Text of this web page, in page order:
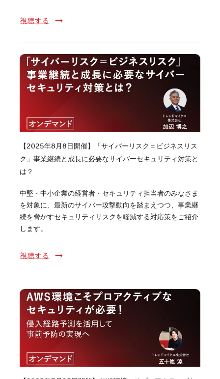
視聴する
【2025年8月8日開催】「サイバーリスク＝ビジネスリス
ク」事業継続と成長に必要なサイバーセキュリティ対策と
は？
中堅・中小企業の経営者・セキュリティ担当者のみなさま
を対象に、最新のサイバー攻撃動向を踏まえつつ、事業継
続を脅かすセキュリティリスクを軽減する対応策をご紹介
します。
視聴する